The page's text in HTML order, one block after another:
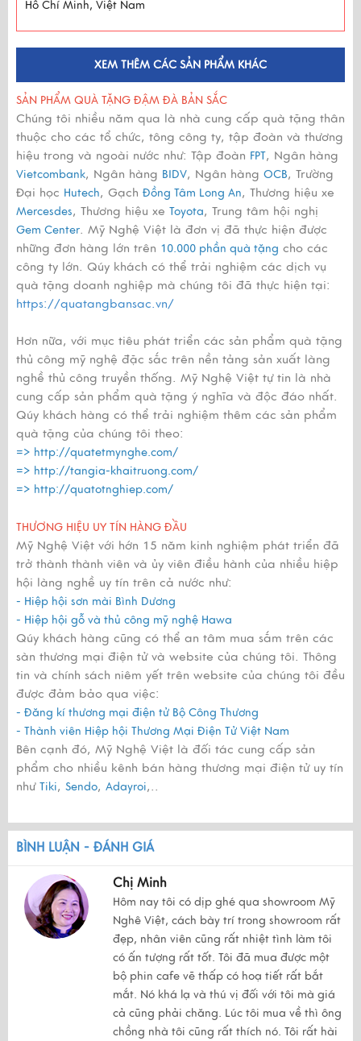
Hồ Chí Minh, Việt Nam
XEM THÊM CÁC SẢN PHẨM KHÁC
SẢN PHẨM QUÀ TẶNG ĐẬM ĐÀ BẢN SẮC
Chúng tôi nhiều năm qua là nhà cung cấp quà tặng thân
thuộc cho các tổ chức, tông công ty, tập đoàn và thương
hiệu trong và ngoài nước như: Tập đoàn FPT, Ngân hàng
Vietcombank, Ngân hàng BIDV, Ngân hàng OCB, Trường
Đại học Hutech, Gạch Đồng Tâm Long An, Thương hiệu xe
Mercesdes, Thương hiệu xe Toyota, Trung tâm hội nghị
Gem Center. Mỹ Nghệ Việt là đơn vị đã thực hiện được
những đơn hàng lớn trên 10.000 phần quà tặng cho các
công ty lớn. Qúy khách có thể trải nghiệm các dịch vụ
quà tặng doanh nghiệp mà chúng tôi đã thực hiện tại:
https://quatangbansac.vn/
Hơn nữa, với mục tiêu phát triển các sản phẩm quà tặng
thủ công mỹ nghệ đặc sắc trên nền tảng sản xuất làng
nghề thủ công truyền thống. Mỹ Nghệ Việt tự tin là nhà
cung cấp sản phẩm quà tặng ý nghĩa và độc đáo nhất.
Qúy khách hàng có thể trải nghiệm thêm các sản phẩm
quà tặng của chúng tôi theo:
=> http://quatetmynghe.com/
=> http://tangia-khaitruong.com/
=> http://quatotnghiep.com/
THƯƠNG HIỆU UY TÍN HÀNG ĐẦU
Mỹ Nghệ Việt với hớn 15 năm kinh nghiệm phát triển đã
trở thành thành viên và ủy viên điều hành của nhiều hiệp
hội làng nghề uy tín trên cả nước như:
- Hiệp hội sơn mài Bình Dương
- Hiệp hội gỗ và thủ công mỹ nghệ Hawa
Qúy khách hàng cũng có thể an tâm mua sắm trên các
sàn thương mại điện tử và website của chúng tôi. Thông
tin và chính sách niêm yết trên website của chúng tôi đều
được đảm bảo qua việc:
- Đăng kí thương mại điện tử Bộ Công Thương
- Thành viên Hiệp hội Thương Mại Điện Tử Việt Nam
Bên cạnh đó, Mỹ Nghệ Việt là đối tác cung cấp sản
phẩm cho nhiều kênh bán hàng thương mại điện tử uy tín
như Tiki, Sendo, Adayroi,..
BÌNH LUẬN - ĐÁNH GIÁ
Chị Minh
Hôm nay tôi có dịp ghé qua showroom Mỹ
Nghê Việt, cách bày trí trong showroom rất
đẹp, nhân viên cũng rất nhiệt tình làm tôi
có ấn tượng rất tốt. Tôi đã mua được một
bộ phin cafe vẽ thấp có hoạ tiết rất bắt
mắt. Nó khá lạ và thú vị đối với tôi mà giá
cả cũng phải chăng. Lúc tôi mua về thì ông
chồng nhà tôi cũng rất thích nó. Tôi rất hài